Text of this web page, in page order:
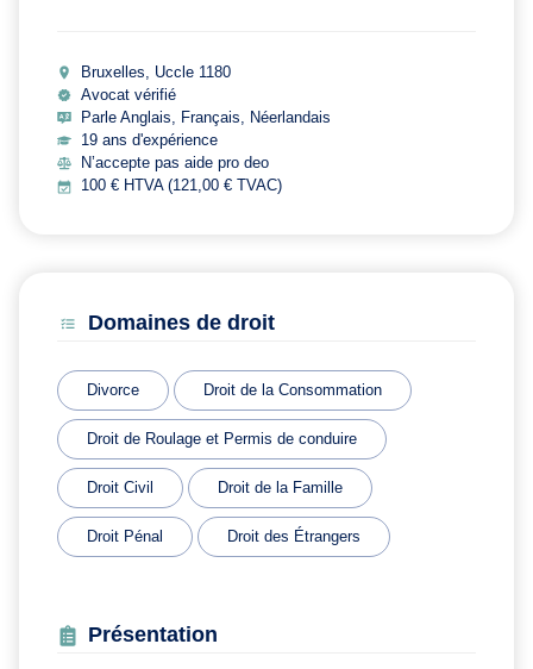
Bruxelles, Uccle 1180
Avocat vérifié
Parle Anglais, Français, Néerlandais
19 ans d'expérience
N’accepte pas aide pro deo
100 € HTVA (121,00 € TVAC)
Domaines de droit
Divorce Droit de la Consommation
Droit de Roulage et Permis de conduire
Droit Civil Droit de la Famille
Droit Pénal Droit des Étrangers
Présentation